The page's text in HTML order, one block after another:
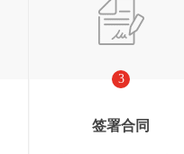
3
签署合同